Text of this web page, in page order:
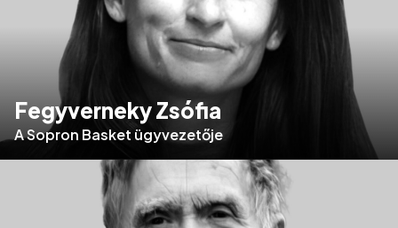
Fegyverneky Zsófia
A Sopron Basket ügyvezetője